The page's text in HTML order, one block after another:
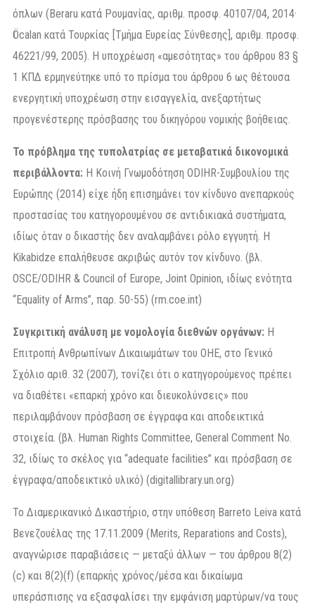
όπλων (Beraru κατά Ρουμανίας, αριθμ. προσφ. 40107/04, 2014·
Öcalan κατά Τουρκίας [Τμήμα Ευρείας Σύνθεσης], αριθμ. προσφ.
46221/99, 2005). Η υποχρέωση «αμεσότητας» του άρθρου 83 §
1 ΚΠΔ ερμηνεύτηκε υπό το πρίσμα του άρθρου 6 ως θέτουσα
ενεργητική υποχρέωση στην εισαγγελία, ανεξαρτήτως
προγενέστερης πρόσβασης του δικηγόρου νομικής βοήθειας.
Το πρόβλημα της τυπολατρίας σε μεταβατικά δικονομικά
περιβάλλοντα: Η Κοινή Γνωμοδότηση ODIHR-Συμβουλίου της
Ευρώπης (2014) είχε ήδη επισημάνει τον κίνδυνο ανεπαρκούς
προστασίας του κατηγορουμένου σε αντιδικιακά συστήματα,
ιδίως όταν ο δικαστής δεν αναλαμβάνει ρόλο εγγυητή. Η
Kikabidze επαλήθευσε ακριβώς αυτόν τον κίνδυνο. (βλ.
OSCE/ODIHR & Council of Europe, Joint Opinion, ιδίως ενότητα
“Equality of Arms”, παρ. 50-55) (rm.coe.int)
Συγκριτική ανάλυση με νομολογία διεθνών οργάνων: Η
Επιτροπή Ανθρωπίνων Δικαιωμάτων του ΟΗΕ, στο Γενικό
Σχόλιο αριθ. 32 (2007), τονίζει ότι ο κατηγορούμενος πρέπει
να διαθέτει «επαρκή χρόνο και διευκολύνσεις» που
περιλαμβάνουν πρόσβαση σε έγγραφα και αποδεικτικά
στοιχεία. (βλ. Human Rights Committee, General Comment No.
32, ιδίως το σκέλος για “adequate facilities” και πρόσβαση σε
έγγραφα/αποδεικτικό υλικό) (digitallibrary.un.org)
Το Διαμερικανικό Δικαστήριο, στην υπόθεση Barreto Leiva κατά
Βενεζουέλας της 17.11.2009 (Merits, Reparations and Costs),
αναγνώρισε παραβιάσεις — μεταξύ άλλων — του άρθρου 8(2)
(c) και 8(2)(f) (επαρκής χρόνος/μέσα και δικαίωμα
υπεράσπισης να εξασφαλίσει την εμφάνιση μαρτύρων/να τους